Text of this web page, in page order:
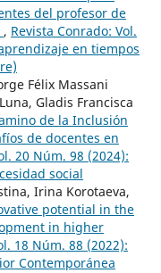
del profesor de
, Revista Conrado: Vol.
en tiempos
Félix Massani
Gladis Francisca
de la Inclusión
de docentes en
20 Núm. 98 (2024):
social
Irina Korotaeva,
potential in the
in higher
18 Núm. 88 (2022):
Contemporánea